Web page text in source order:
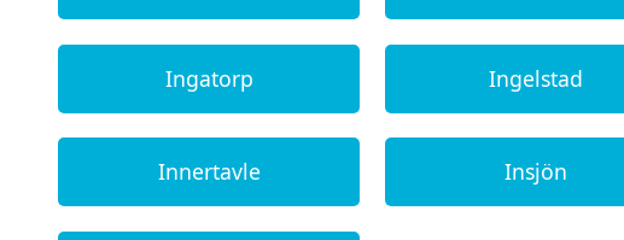
Ingatorp Ingelstad
Innertavle Insjön